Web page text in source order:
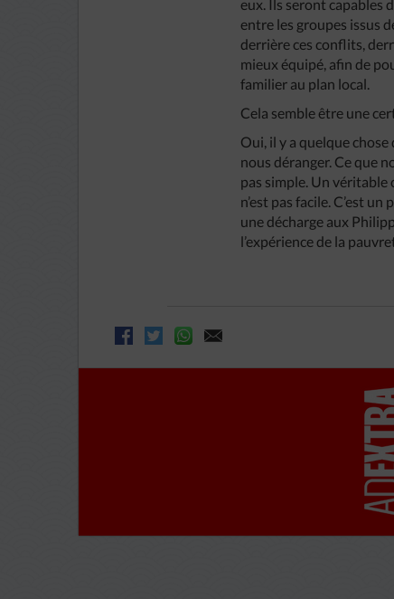
eux. Ils seront capables
entre les groupes issus
derrière ces conflits,
mieux équipé, afin de
familier au plan local.
Cela semble être une
Oui, il y a quelque chose
nous déranger. Ce que
pas simple. Un véritable
n’est pas facile. C’est
une décharge aux
l’expérience de la